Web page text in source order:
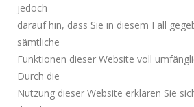
jedoch
darauf hin, dass Sie in diesem Fall
sämtliche
Funktionen dieser Website voll
Durch die
Nutzung dieser Website erklären Sie